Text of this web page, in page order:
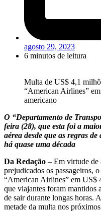
agosto 29, 2023
6 minutos de leitura
Multa de US$ 4,1
“American Airlines”
americano
O “Departamento de
feira (28), que esta foi a
aérea desde que as regras
há quase uma década
Da Redação – Em virtude de
prejudicados os passageiros,
“American Airlines” em US$
que viajantes foram mantidos
de sair durante longas horas.
metade da multa nos